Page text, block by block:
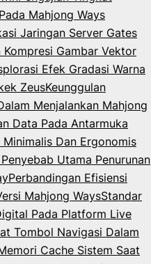
Mahjong Ways
Jaringan Server Gates
Kompresi Gambar Vektor
Efek Gradasi Warna
ZeusKeunggulan
Menjalankan Mahjong
Data Pada Antarmuka
Dan Ergonomis
Utama Penurunan
Perbandingan Efisiensi
Mahjong WaysStandar
Pada Platform Live
Tombol Navigasi Dalam
Cache Sistem Saat